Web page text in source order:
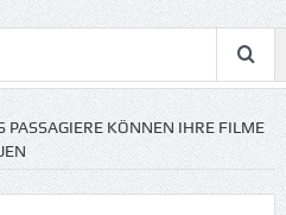
PASSAGIERE KÖNNEN IHRE FILME